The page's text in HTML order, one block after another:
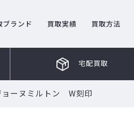
ブランド 買取実績 買取方法
宅配買取
ーヌミルトン W刻印